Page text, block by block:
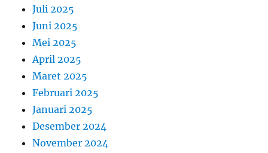
Juli 2025
Juni 2025
Mei 2025
April 2025
Maret 2025
Februari 2025
Januari 2025
Desember 2024
November 2024